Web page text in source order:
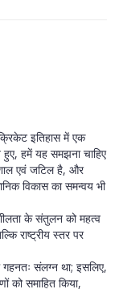
क्रिकेट इतिहास में एक
हुए, हमें यह समझना चाहिए
एवं जटिल है, और
विकास का समन्वय भी
के संतुलन को महत्व
राष्ट्रीय स्तर पर
संलग्न था; इसलिए,
को समाहित किया,